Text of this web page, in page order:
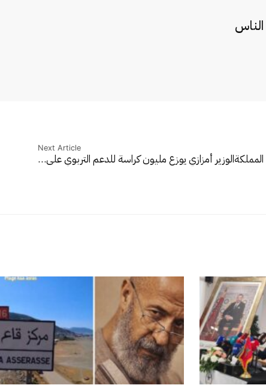
Next Article
الوزير أمزازي يوزع مليون كراسة للدعم التربوي على…